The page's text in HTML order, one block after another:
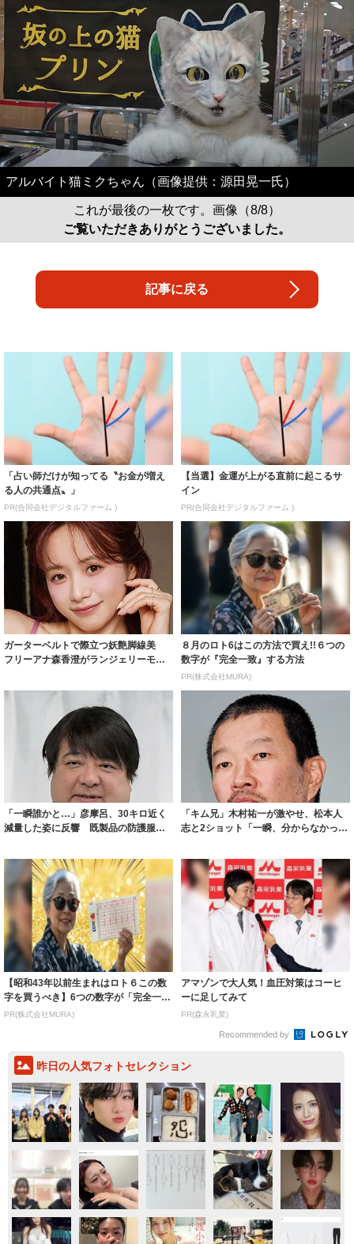
アルバイト猫ミクちゃん（画像提供：源田晃一氏）
これが最後の一枚です。画像（8/8）
ご覧いただきありがとうございました。
記事に戻る
「占い師だけが知ってる〝お金が増え
る人の共通点〟」
PR(合同会社デジタルファーム )
【当選】金運が上がる直前に起こるサ
イン
PR(合同会社デジタルファーム )
ガーターベルトで際立つ妖艶脚線美
フリーアナ森香澄がランジェリーモデ
８月のロト6はこの方法で買え!!６つの
数字が『完全一致』する方法
PR(株式会社MURA)
「一瞬誰かと…」彦摩呂、30キロ近く
減量した姿に反響 既製品の防護服が
「キム兄」木村祐一が激やせ、松本人
志と2ショット「一瞬、分からなかった
【昭和43年以前生まれはロト６この数
字を買うべき】6つの数字が「完全一
致」する方...
PR(株式会社MURA)
アマゾンで大人気！血圧対策はコーヒ
ーに足してみて
PR(森永乳業)
Recommended by
昨日の人気フォトセレクション